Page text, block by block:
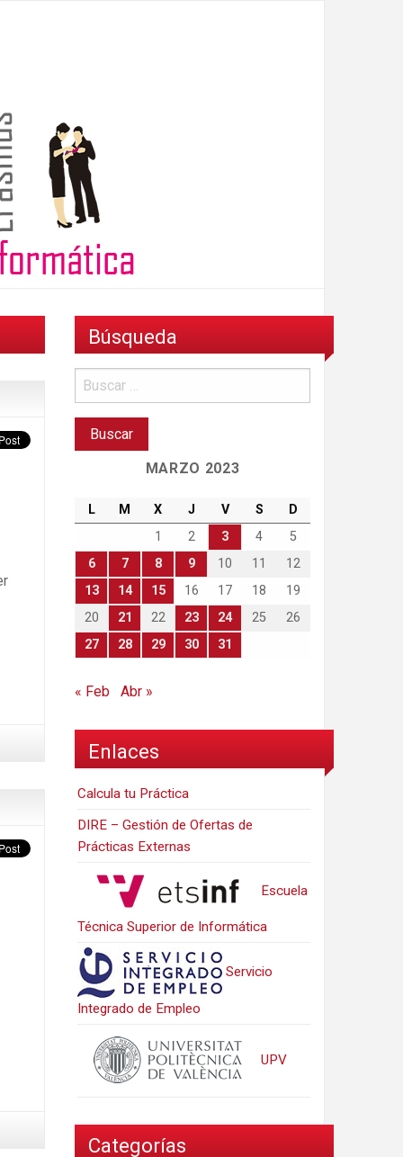
Búsqueda
MARZO 2023
L M X J V S
D
1
2 3 4
5
6
7 8 9 10 11
12
13
14 15 16 17 18
19
20
21 22 23 24 25
26
27
28 29 30 31
« Feb Abr »
Enlaces
Calcula tu Práctica
DIRE – Gestión de Ofertas de
Prácticas Externas
Escuela
Técnica Superior de Informática
Servicio
Integrado de Empleo
UPV
Categorías